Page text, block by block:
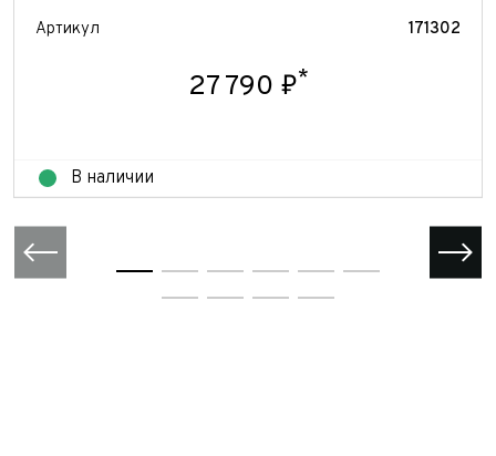
Артикул 171302
27 790 ₽*
В наличии